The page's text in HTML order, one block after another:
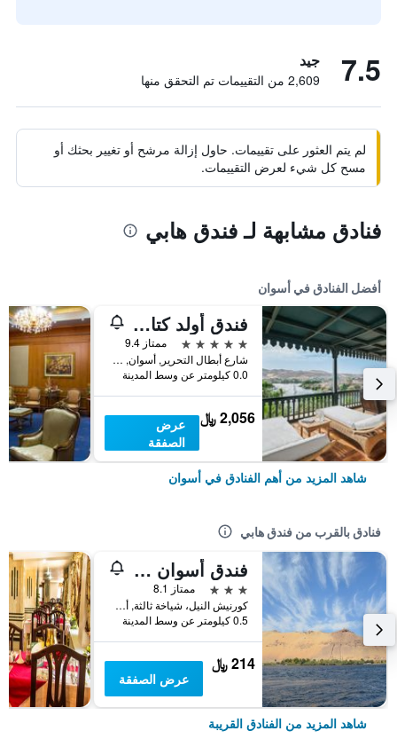
7.5 جيد
2,609 من التقييمات تم التحقق منها
لم يتم العثور على تقييمات. حاول إزالة مرشح أو تغيير بحثك أو
مسح كل شيء لعرض التقييمات.
فنادق مشابهة لـ فندق هابي
أفضل الفنادق في أسوان
فندق أولد كتاراكت، أسوان (تديره سلسلة فنادق ماندارين أورينتال)
5 نجوم
ممتاز 9.4
شارع أبطال التحرير, أسوان, مصر
0.0 كيلومتر عن وسط المدينة
2,056 ﷼
عرض
الصفقة
شاهد المزيد من أهم الفنادق في أسوان
فنادق بالقرب من فندق هابي
فندق أسوان بلازا
3 نجوم
ممتاز 8.1
كورنيش النيل، شياخة ثالثة, أسوان, مصر
0.5 كيلومتر عن وسط المدينة
214 ﷼
عرض الصفقة
شاهد المزيد من الفنادق القريبة